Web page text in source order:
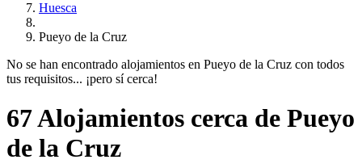
Huesca
Pueyo de la Cruz
No se han encontrado alojamientos en Pueyo de la Cruz con todos
tus requisitos... ¡pero sí cerca!
67 Alojamientos cerca de Pueyo
de la Cruz